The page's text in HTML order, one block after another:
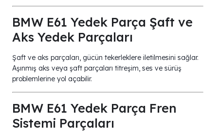
BMW E61 Yedek Parça Şaft ve
Aks Yedek Parçaları
Şaft ve aks parçaları, gücün tekerleklere iletilmesini sağlar.
Aşınmış aks veya şaft parçaları titreşim, ses ve sürüş
problemlerine yol açabilir.
BMW E61 Yedek Parça Fren
Sistemi Parçaları